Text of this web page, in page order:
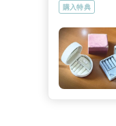
購入特典